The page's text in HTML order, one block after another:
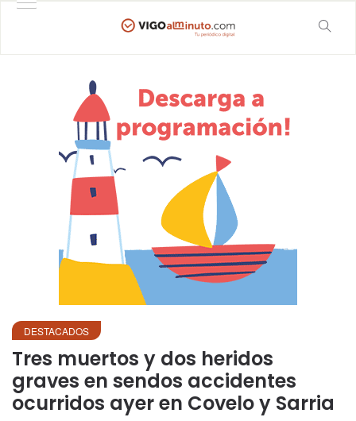
DESTACADOS
Tres muertos y dos heridos
graves en sendos accidentes
ocurridos ayer en Covelo y Sarria